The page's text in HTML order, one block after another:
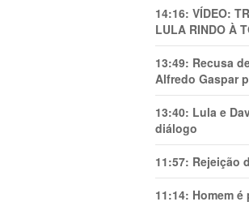
14:16: VÍDEO:
LULA RINDO À
13:49: Recusa
Alfredo Gaspar
13:40: Lula e
diálogo
11:57: Rejeição
11:14: Homem